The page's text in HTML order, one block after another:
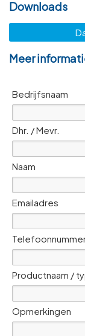
Downloads
Meer
Bedrijfsnaam
Dhr. / Mevr.
Naam
Emailadres
Productnaam /
Opmerkingen